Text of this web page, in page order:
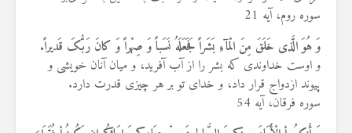
سوره روم، آیه 21
وَ هُوَ الَّذی خَلَقَ مِنَ الْمآءِ بَشَراً فَجَعَلَهُ نَسَباً وَ صِهْراً وَ کانَ رَبُّکَ قَدیراً.
و اوست خداوندی که بشر را از آب آفرید، و میان آنان خویشی و
پیوند ازدواج قرار داد، و خدای تو بر هر چیزی قدرت دارد.
سوره فرقان، آیه 54